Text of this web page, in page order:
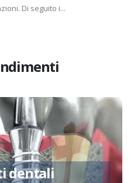
Di seguito i...
dentali